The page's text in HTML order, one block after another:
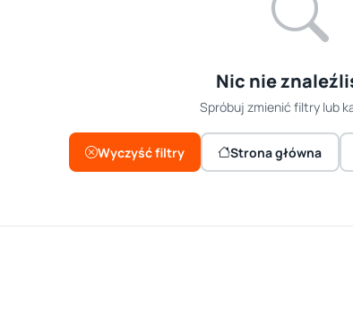
Nic nie
Spróbuj zmienić filtry lub
Wyczyść filtry Strona główna